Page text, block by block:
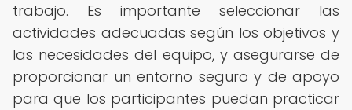
trabajo. Es importante seleccionar las
actividades adecuadas según los objetivos y
las necesidades del equipo, y asegurarse de
proporcionar un entorno seguro y de apoyo
para que los participantes puedan practicar